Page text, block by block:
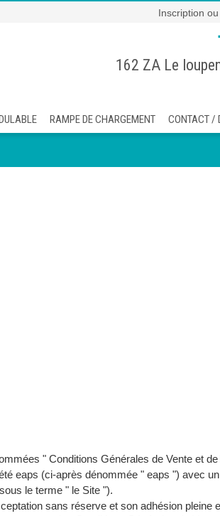
Inscription ou
162 ZA Le
RAMPE DE CHARGEMENT CONTACT /
" Conditions Générales de Vente et
eaps (ci-après dénommée " eaps ") avec
le terme " le Site ").
sans réserve et son adhésion pleine